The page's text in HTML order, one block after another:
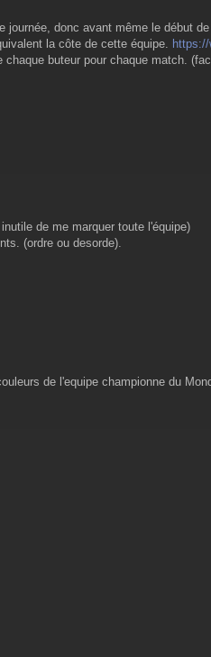
donc avant même le début
la côte de cette équipe.
buteur pour chaque match.
de me marquer toute l'équipe)
(ordre ou desorde).
de l'equipe championne du